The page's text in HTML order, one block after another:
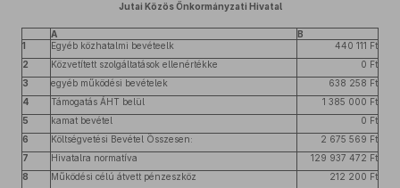
Jutai Közös Önkormányzati Hivatal
A
B
1
Egyéb közhatalmi bevéteelk
440 111 Ft
2
Közvetített szolgáltatások ellenértékke
0 Ft
3
egyéb működési bevételek
638 258 Ft
4
Támogatás ÁHT belül
1 385 000 Ft
5
kamat bevétel
0 Ft
6
Költségvetési Bevétel Összesen:
2 675 569 Ft
7
Hivatalra normatíva
129 937 472 Ft
8
Működési célú átvett pénzeszköz
212 200 Ft